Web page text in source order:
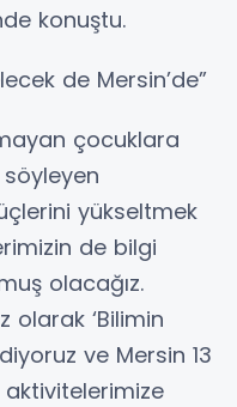
konuştu.
de Mersin’de”
çocuklara
yükseltmek
de bilgi
olacağız.
olarak ‘Bilimin
ve Mersin 13